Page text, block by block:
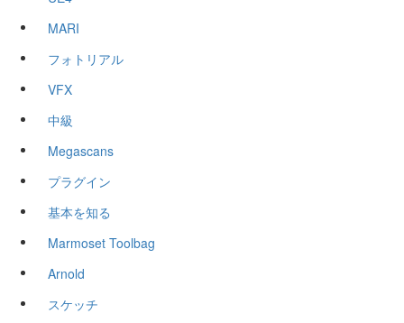
MARI
フォトリアル
VFX
中級
Megascans
プラグイン
基本を知る
Marmoset Toolbag
Arnold
スケッチ